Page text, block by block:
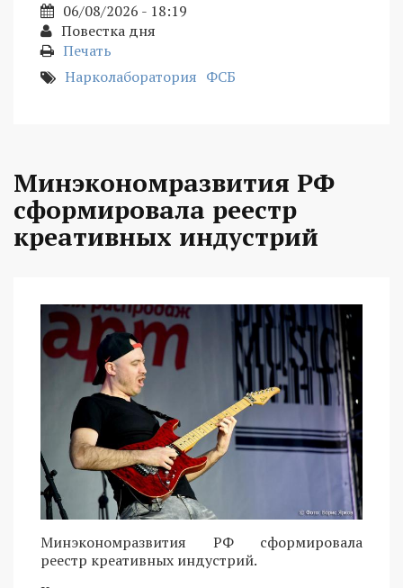
06/08/2026 - 18:19
Повестка дня
Печать
Нарколаборатория ФСБ
Минэкономразвития РФ
сформировала реестр
креативных индустрий
Минэкономразвития РФ сформировала
реестр креативных индустрий.